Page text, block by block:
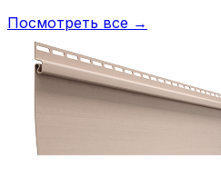
Посмотреть все →